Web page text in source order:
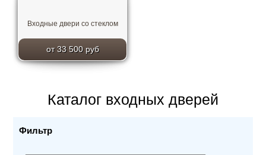
Входные двери со стеклом
от 33 500 руб
Каталог входных дверей
Фильтр